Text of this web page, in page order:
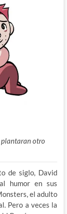
plantaran otro
de siglo, David
humor en sus
el adulto
Pero a veces la